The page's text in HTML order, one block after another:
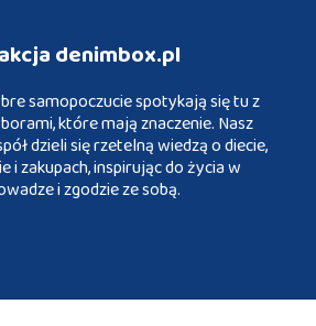
denimbox.pl
samopoczucie spotykają się tu z
które mają znaczenie. Nasz
dzieli się rzetelną wiedzą o diecie,
i zakupach, inspirując do życia w
i zgodzie ze sobą.